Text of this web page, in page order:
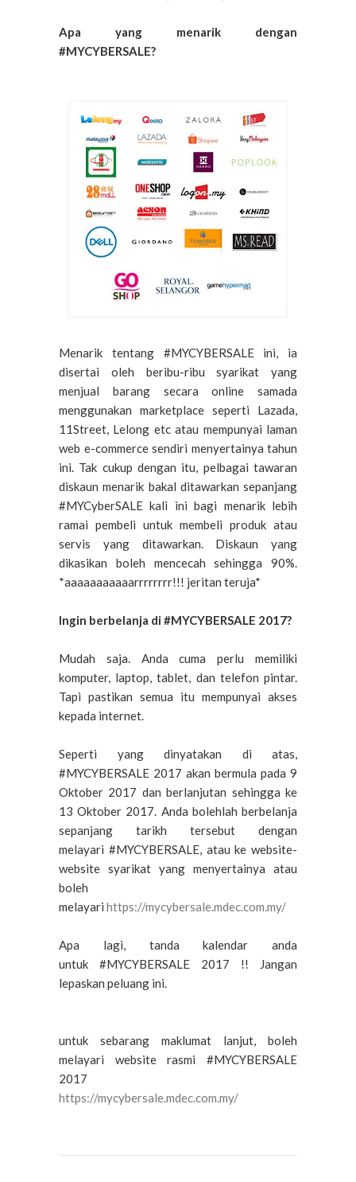
Apa yang menarik dengan
#MYCYBERSALE?
Menarik tentang #MYCYBERSALE ini, ia
disertai oleh beribu-ribu syarikat yang
menjual barang secara online samada
menggunakan marketplace seperti Lazada,
11Street, Lelong etc atau mempunyai laman
web e-commerce sendiri menyertainya tahun
ini. Tak cukup dengan itu, pelbagai tawaran
diskaun menarik bakal ditawarkan sepanjang
#MYCyberSALE kali ini bagi menarik lebih
ramai pembeli untuk membeli produk atau
servis yang ditawarkan. Diskaun yang
dikasikan boleh mencecah sehingga 90%.
*aaaaaaaaaaarrrrrrrr!!! jeritan teruja*
Ingin berbelanja di #MYCYBERSALE 2017?
Mudah saja. Anda cuma perlu memiliki
komputer, laptop, tablet, dan telefon pintar.
Tapi pastikan semua itu mempunyai akses
kepada internet.
Seperti yang dinyatakan di atas,
#MYCYBERSALE 2017 akan bermula pada 9
Oktober 2017 dan berlanjutan sehingga ke
13 Oktober 2017. Anda bolehlah berbelanja
sepanjang tarikh tersebut dengan
melayari #MYCYBERSALE, atau ke website-
website syarikat yang menyertainya atau
boleh
melayari https://mycybersale.mdec.com.my/
Apa lagi, tanda kalendar anda
untuk #MYCYBERSALE 2017 !! Jangan
lepaskan peluang ini.
untuk sebarang maklumat lanjut, boleh
melayari website rasmi #MYCYBERSALE
2017
https://mycybersale.mdec.com.my/